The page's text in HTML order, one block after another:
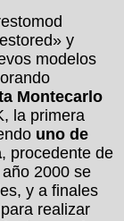
y
modelos
Montecarlo
la primera
uno de
, procedente de
2000 se
y a finales
realizar